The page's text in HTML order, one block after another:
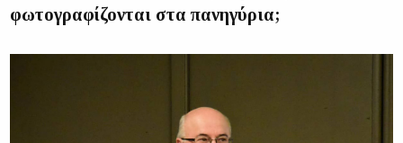
φωτογραφίζονται στα πανηγύρια;